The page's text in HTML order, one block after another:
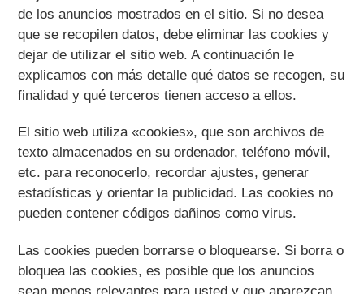
de los anuncios mostrados en el sitio. Si no desea
que se recopilen datos, debe eliminar las cookies y
dejar de utilizar el sitio web. A continuación le
explicamos con más detalle qué datos se recogen, su
finalidad y qué terceros tienen acceso a ellos.
El sitio web utiliza «cookies», que son archivos de
texto almacenados en su ordenador, teléfono móvil,
etc. para reconocerlo, recordar ajustes, generar
estadísticas y orientar la publicidad. Las cookies no
pueden contener códigos dañinos como virus.
Las cookies pueden borrarse o bloquearse. Si borra o
bloquea las cookies, es posible que los anuncios
sean menos relevantes para usted y que aparezcan